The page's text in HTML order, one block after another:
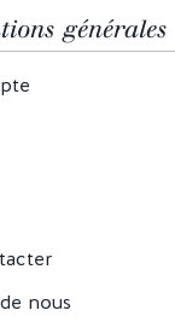
générales
nous